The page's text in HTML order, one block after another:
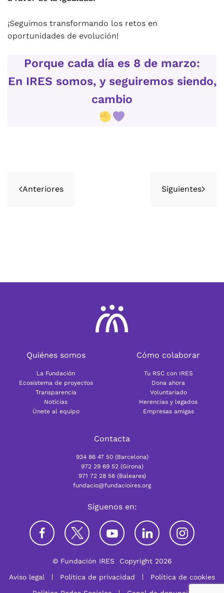
¡Seguimos transformando los retos en
oportunidades de evolución!
Porque cada día es 8 de marzo:
En IRES somos, y seguiremos siendo,
cambio
Anteriores Siguientes
Quiénes somos
La Fundación
Ecosistema de proyectos
Transparencia
Noticias
Únete al equipo
Cómo colaborar
Tu RSC con IRES
Dona ahora
Voluntariado
Herencias y legados
Empresas amigas
Contacta
934 86 47 50 (Barcelona)
972 29 69 52 (Girona)
971 72 28 56 (Baleares)
fundacio@fundacioires.org
Síguenos en:
© Fundación IRES
Copyright 2026
Aviso legal
Política de privacidad
Política de cookies